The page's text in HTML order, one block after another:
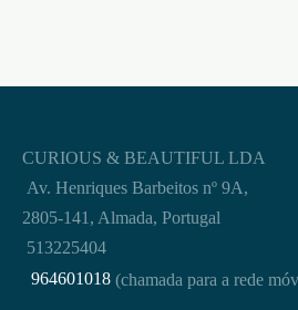
CURIOUS & BEAUTIFUL LDA
Av. Henriques Barbeitos nº 9A,
2805-141, Almada, Portugal
513225404
964601018 (chamada para a rede